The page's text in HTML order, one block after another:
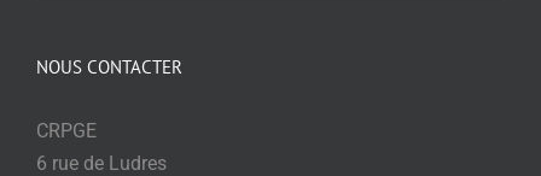
NOUS CONTACTER
CRPGE
6 rue de Ludres